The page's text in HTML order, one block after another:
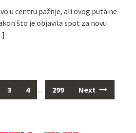
u centru pažnje, ali ovog puta ne
što je objavila spot za novu
3 4 … 299 Next